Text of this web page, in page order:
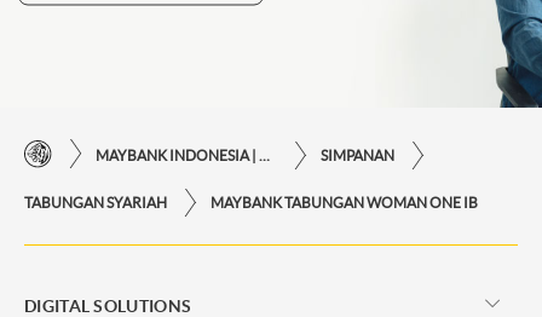
SIMPANAN
TABUNGAN SYARIAH MAYBANK TABUNGAN WOMAN ONE IB
DIGITAL SOLUTIONS